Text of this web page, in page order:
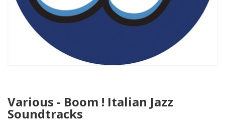
Various - Boom ! Italian Jazz
Soundtracks